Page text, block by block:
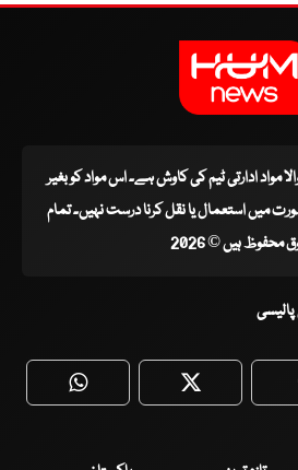
مواد ادارتی ٹیم کی کاوش ہے۔ اس مواد کو بغیر
میں استعمال یا نقل کرنا درست نہیں۔ تمام
محفوظ ہیں © 2026
پالیسی
WhatsApp Twitter